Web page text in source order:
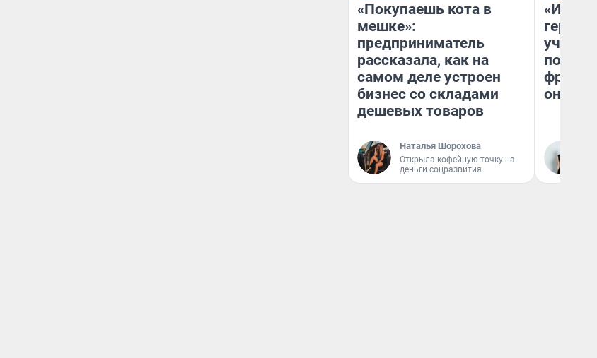
«Покупаешь кота в
мешке»:
предприниматель
рассказала, как на
самом деле устроен
бизнес со складами
дешевых товаров
Наталья Шорохова
Открыла кофейную точку на
деньги соцразвития
герои
учит
она